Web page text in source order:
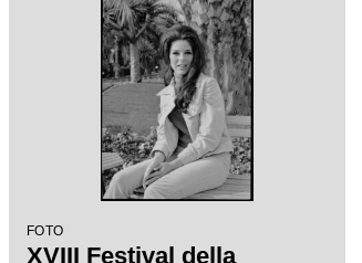
FOTO
XVIII Festival della